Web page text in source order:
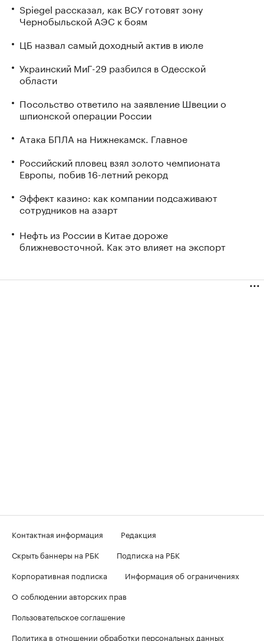
Spiegel рассказал, как ВСУ готовят зону
Чернобыльской АЭС к боям
ЦБ назвал самый доходный актив в июле
Украинский МиГ-29 разбился в Одесской
области
Посольство ответило на заявление Швеции о
шпионской операции России
Атака БПЛА на Нижнекамск. Главное
Российский пловец взял золото чемпионата
Европы, побив 16-летний рекорд
Эффект казино: как компании подсаживают
сотрудников на азарт
Нефть из России в Китае дороже
ближневосточной. Как это влияет на экспорт
Контактная информация
Редакция
Скрыть баннеры на РБК
Подписка на РБК
Корпоративная подписка
Информация об ограничениях
О соблюдении авторских прав
Пользовательское соглашение
Политика в отношении обработки персональных данных